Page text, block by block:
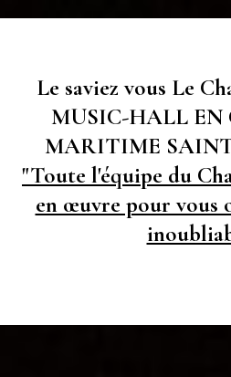
Le saviez vous Le
MUSIC-HALL EN
MARITIME
"Toute l'équipe du
en œuvre pour vous